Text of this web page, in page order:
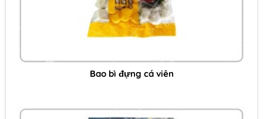
Bao bì đựng cá viên